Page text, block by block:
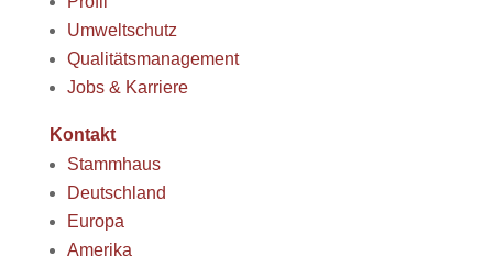
Umweltschutz
Qualitätsmanagement
Jobs & Karriere
Kontakt
Stammhaus
Deutschland
Europa
Amerika